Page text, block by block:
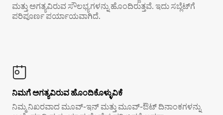
ಮತ್ತು ಅಗತ್ಯವಿರುವ ಸೌಲಭ್ಯಗಳನ್ನು ಹೊಂದಿರುತ್ತವೆ. ಇದು ಸಬ್ಲೆಟ್‌ಗೆ
ಪರಿಪೂರ್ಣ ಪರ್ಯಾಯವಾಗಿದೆ.
ನಿಮಗೆ ಅಗತ್ಯವಿರುವ ಹೊಂದಿಕೊಳ್ಳುವಿಕೆ
ನಿಮ್ಮ ನಿಖರವಾದ ಮೂವ್-ಇನ್ ಮತ್ತು ಮೂವ್-ಔಟ್ ದಿನಾಂಕಗಳನ್ನು